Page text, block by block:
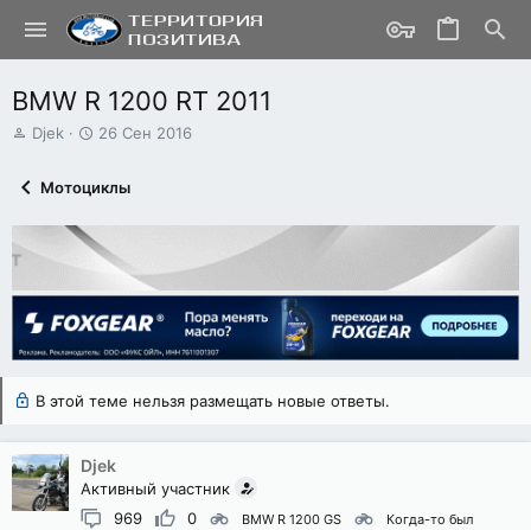
BMW R 1200 RT 2011
А
ы
Djek
Д
а
а
ч
л
а
26 Сен 2016
Мотоциклы
В этой теме нельзя размещать новые ответы.
Djek
Активный участник
969
0 BMW R 1200 GS Когда-то был